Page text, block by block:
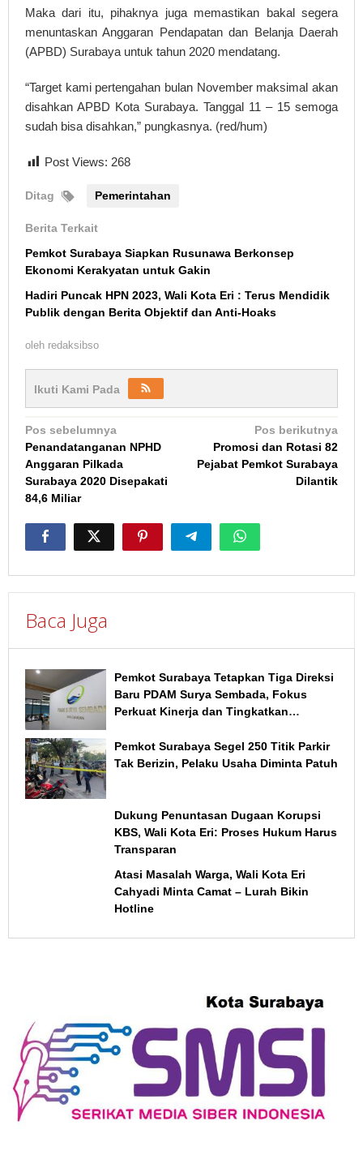
Maka dari itu, pihaknya juga memastikan bakal segera
menuntaskan Anggaran Pendapatan dan Belanja Daerah
(APBD) Surabaya untuk tahun 2020 mendatang.
“Target kami pertengahan bulan November maksimal akan
disahkan APBD Kota Surabaya. Tanggal 11 – 15 semoga
sudah bisa disahkan,” pungkasnya. (red/hum)
Post Views: 268
Ditag Pemerintahan
Berita Terkait
Pemkot Surabaya Siapkan Rusunawa Berkonsep
Ekonomi Kerakyatan untuk Gakin
Hadiri Puncak HPN 2023, Wali Kota Eri : Terus Mendidik
Publik dengan Berita Objektif dan Anti-Hoaks
oleh redaksibso
Ikuti Kami Pada
Navigasi
pos
Pos sebelumnya
Penandatanganan NPHD
Anggaran Pilkada
Surabaya 2020 Disepakati
84,6 Miliar
Pos berikutnya
Promosi dan Rotasi 82
Pejabat Pemkot Surabaya
Dilantik
Baca Juga
Pemkot Surabaya Tetapkan Tiga Direksi
Baru PDAM Surya Sembada, Fokus
Perkuat Kinerja dan Tingkatkan
Pemkot Surabaya Segel 250 Titik Parkir
Tak Berizin, Pelaku Usaha Diminta Patuh
Dukung Penuntasan Dugaan Korupsi
KBS, Wali Kota Eri: Proses Hukum Harus
Transparan
Atasi Masalah Warga, Wali Kota Eri
Cahyadi Minta Camat – Lurah Bikin
Hotline